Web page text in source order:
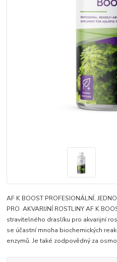
AF K BOOST PROFESIONÁLNÍ,
PRO AKVARIJNÍ ROSTLINY AF K
stravitelného draslíku pro akvarijní
se účastní mnoha biochemických
enzymů. Je také zodpovědný za